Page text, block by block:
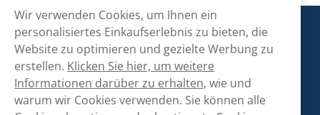
Snusmarkt
Kontaktiere uns!
hallo@snusmarkt.ch
Wir verwenden Cookies, um Ihnen ein
personalisiertes Einkaufserlebnis zu bieten, die
Website zu optimieren und gezielte Werbung zu
erstellen. Klicken Sie hier, um weitere
Informationen darüber zu erhalten, wie und
warum wir Cookies verwenden. Sie können alle